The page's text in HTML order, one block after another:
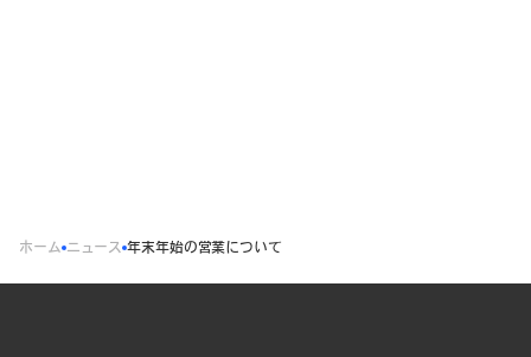
ホーム ニュース 年末年始の営業について